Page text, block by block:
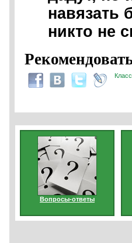
навязать
никто не
Вопросы-ответы